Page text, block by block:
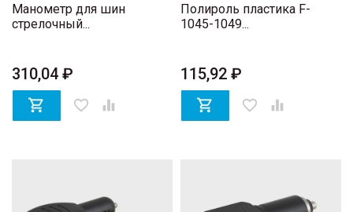
Манометр для шин
стрелочный...
310,04 ₽
 favorite_border 
Полироль пластика F-
1045-1049...
115,92 ₽
 favorite_border 